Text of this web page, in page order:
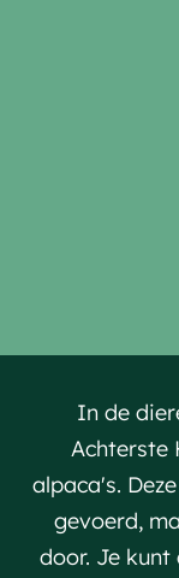
In de
Achterste
alpaca's.
gevoerd,
door. Je kunt